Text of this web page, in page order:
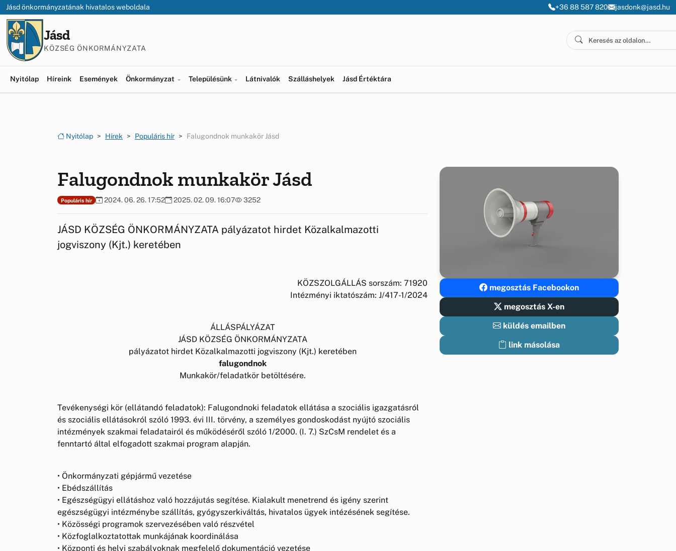
Ugrás a menüre
Ugrás a tartalomra
Jásd önkormányzatának hivatalos weboldala +36 88 587 820 jasdonk@jasd.hu
Jásd
KÖZSÉG ÖNKORMÁNYZATA
Nyitólap Híreink Események Önkormányzat Településünk Látnivalók Szálláshelyek Jásd Értéktára
Nyitólap Hírek Populáris hír Falugondnok munkakör Jásd
Falugondnok munkakör Jásd
Populáris hír 2024. 06. 26. 17:52 2025. 02. 09. 16:07 3252
JÁSD KÖZSÉG ÖNKORMÁNYZATA pályázatot hirdet Közalkalmazotti
jogviszony (Kjt.) keretében
KÖZSZOLGÁLLÁS sorszám: 71920
Intézményi iktatószám: J/417-1/2024
ÁLLÁSPÁLYÁZAT
JÁSD KÖZSÉG ÖNKORMÁNYZATA
pályázatot hirdet Közalkalmazotti jogviszony (Kjt.) keretében
falugondnok
Munkakör/feladatkör betöltésére.
Tevékenységi kör (ellátandó feladatok): Falugondnoki feladatok ellátása a szociális igazgatásról
és szociális ellátásokról szóló 1993. évi III. törvény, a személyes gondoskodást nyújtó szociális
intézmények szakmai feladatairól és működéséről szóló 1/2000. (I. 7.) SzCsM rendelet és a
fenntartó által elfogadott szakmai program alapján.
• Önkormányzati gépjármű vezetése
• Ebédszállítás
• Egészségügyi ellátáshoz való hozzájutás segítése. Kialakult menetrend és igény szerint
egészségügyi intézménybe szállítás, gyógyszerkiváltás, hivatalos ügyek intézésének segítése.
• Közösségi programok szervezésében való részvétel
• Közfoglalkoztatottak munkájának koordinálása
• Központi és helyi szabályoknak megfelelő dokumentáció vezetése
megosztás Facebookon
megosztás X-en
küldés emailben
link másolása